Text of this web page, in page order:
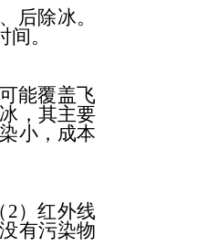
后除冰。
。
能覆盖飞
，其主要
小，成本
）红外线
有污染物